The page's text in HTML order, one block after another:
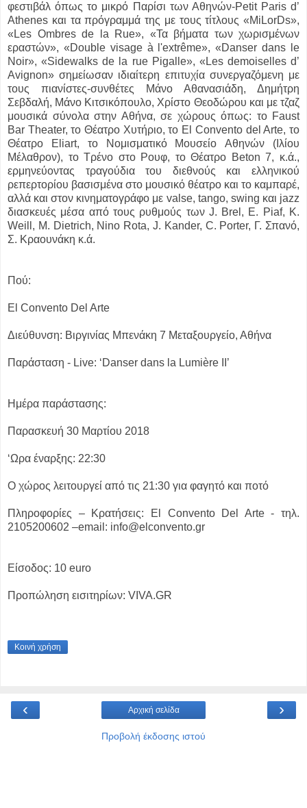
φεστιβάλ όπως το μικρό Παρίσι των Αθηνών-Petit Paris d’
Athenes και τα πρόγραμμά της με τους τίτλους «MiLorDs»,
«Les Ombres de la Rue», «Τα βήματα των χωρισμένων
εραστών», «Double visage à l'extrême», «Danser dans le
Noir», «Sidewalks de la rue Pigalle», «Les demoiselles d’
Avignon» σημείωσαν ιδιαίτερη επιτυχία συνεργαζόμενη με
τους πιανίστες-συνθέτες Μάνο Αθανασιάδη, Δημήτρη
Σεβδαλή, Mάνο Κιτσικόπουλο, Χρίστο Θεοδώρου και με τζαζ
μουσικά σύνολα στην Αθήνα, σε χώρους όπως: το Faust
Bar Theater, το Θέατρο Χυτήριο, το El Convento del Arte, το
Θέατρο Εliart, το Νομισματικό Μουσείο Aθηνών (Ιλίου
Μέλαθρον), το Τρένο στο Ρουφ, το Θέατρο Βeton 7, κ.ά.,
ερμηνεύοντας τραγούδια του διεθνούς και ελληνικού
ρεπερτορίου βασισμένα στο μουσικό θέατρο και το καμπαρέ,
αλλά και στον κινηματογράφο με valse, tango, swing και jazz
διασκευές μέσα από τους ρυθμούς των J. Brel, Ε. Piaf, Κ.
Weill, Μ. Dietrich, Νino Rota, J. Kander, C. Porter, Γ. Σπανό,
Σ. Κραουνάκη κ.ά.
Πού:
El Convento Del Arte
Διεύθυνση: Βιργινίας Μπενάκη 7 Μεταξουργείο, Αθήνα
Παράσταση - Live: ‘Danser dans la Lumière ΙΙ’
Ημέρα παράστασης:
Παρασκευή 30 Μαρτίου 2018
‘Ωρα έναρξης: 22:30
Ο χώρος λειτουργεί από τις 21:30 για φαγητό και ποτό
Πληροφορίες – Κρατήσεις: El Convento Del Arte - τηλ.
2105200602 –email: info@elconvento.gr
Είσοδος: 10 euro
Προπώληση εισιτηρίων: VIVA.GR
Κοινή χρήση
‹ ›
Αρχική σελίδα
Προβολή έκδοσης ιστού